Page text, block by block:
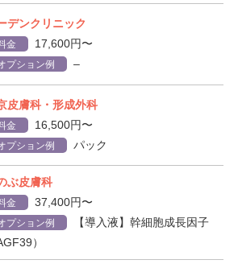
デンクリニック
金 17,600円〜
プション例 –
皮膚科・形成外科
金 16,500円〜
プション例 パック
ぶ皮膚科
金 37,400円〜
プション例
【導入液】幹細胞成長因子
）